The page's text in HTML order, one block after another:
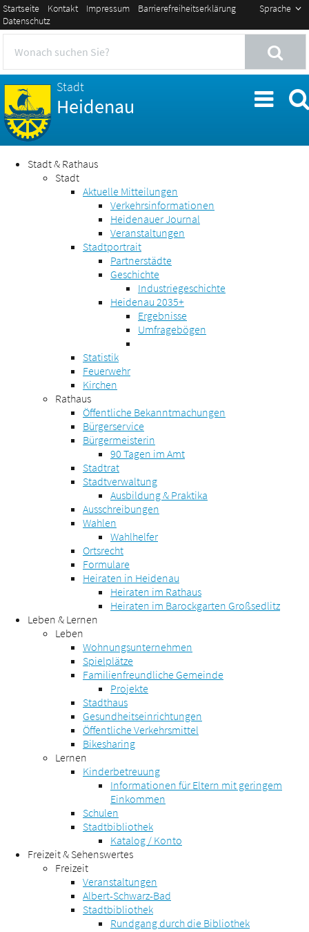
Sprache
Startseite Kontakt Impressum
Barrierefreiheitserklärung
Datenschutz
Stadt
Heidenau
Stadt & Rathaus
Stadt
Aktuelle Mitteilungen
Verkehrsinformationen
Heidenauer Journal
Veranstaltungen
Stadtportrait
Partnerstädte
Geschichte
Industriegeschichte
Heidenau 2035+
Ergebnisse
Umfragebögen
Statistik
Feuerwehr
Kirchen
Rathaus
Öffentliche Bekanntmachungen
Bürgerservice
Bürgermeisterin
90 Tagen im Amt
Stadtrat
Stadtverwaltung
Ausbildung & Praktika
Ausschreibungen
Wahlen
Wahlhelfer
Ortsrecht
Formulare
Heiraten in Heidenau
Heiraten im Rathaus
Heiraten im Barockgarten Großsedlitz
Leben & Lernen
Leben
Wohnungsunternehmen
Spielplätze
Familienfreundliche Gemeinde
Projekte
Stadthaus
Gesundheitseinrichtungen
Öffentliche Verkehrsmittel
Bikesharing
Lernen
Kinderbetreuung
Informationen für Eltern mit geringem
Einkommen
Schulen
Stadtbibliothek
Katalog / Konto
Freizeit & Sehenswertes
Freizeit
Veranstaltungen
Albert-Schwarz-Bad
Stadtbibliothek
Rundgang durch die Bibliothek